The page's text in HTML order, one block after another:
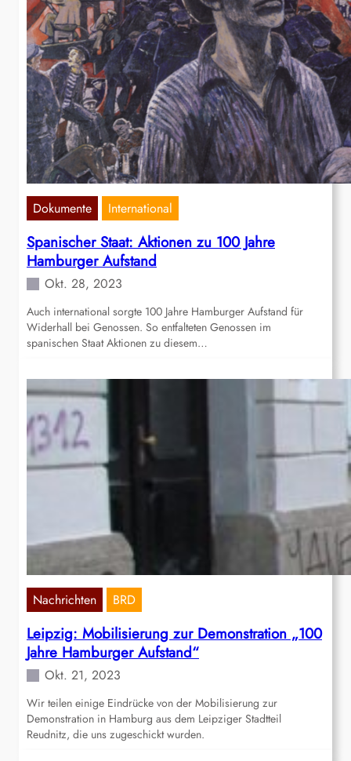
Dokumente International
Spanischer Staat: Aktionen zu 100 Jahre
Hamburger Aufstand
Okt. 28, 2023
Auch international sorgte 100 Jahre Hamburger Aufstand für
Widerhall bei Genossen. So entfalteten Genossen im
spanischen Staat Aktionen zu diesem…
Nachrichten BRD
Leipzig: Mobilisierung zur Demonstration „100
Jahre Hamburger Aufstand“
Okt. 21, 2023
Wir teilen einige Eindrücke von der Mobilisierung zur
Demonstration in Hamburg aus dem Leipziger Stadtteil
Reudnitz, die uns zugeschickt wurden.